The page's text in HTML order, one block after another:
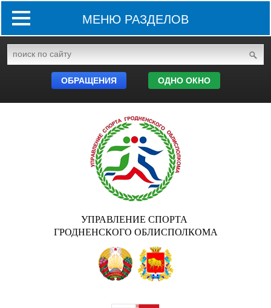
МЕНЮ РАЗДЕЛОВ
ОБРАЩЕНИЯ ОДНО ОКНО
УПРАВЛЕНИЕ СПОРТА
ГРОДНЕНСКОГО ОБЛИСПОЛКОМА